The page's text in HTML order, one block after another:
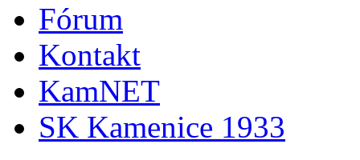
Fórum
Kontakt
KamNET
SK Kamenice 1933